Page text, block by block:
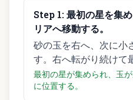
Step 1:最初の星を集
リアへ移動する。
砂の玉を右へ、次に小
す。右へ転がり続けて
最初の星が集められ、玉
に位置する。